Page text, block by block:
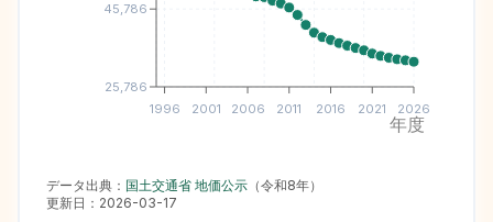
1996 2001 2006 2011 2016 2021 2026
年度
25,786
45,786
データ出典： 国土交通省 地価公示 （令和8年）
更新日： 2026-03-17